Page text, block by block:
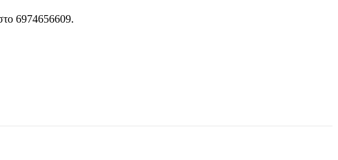
6974656609.